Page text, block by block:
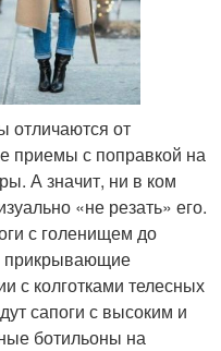
отличаются от
приемы с поправкой на
А значит, ни в ком
«не резать» его.
с голенищем до
прикрывающие
с колготками телесных
сапоги с высоким и
ботильоны на